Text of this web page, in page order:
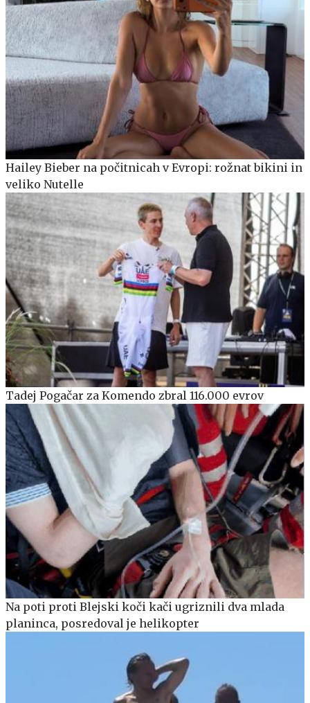
Hailey Bieber na počitnicah v Evropi: rožnat bikini in
veliko Nutelle
Tadej Pogačar za Komendo zbral 116.000 evrov
Na poti proti Blejski koči kači ugriznili dva mlada
planinca, posredoval je helikopter